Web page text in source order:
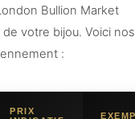
Bullion Market
votre bijou. Voici nos
:
PRIX